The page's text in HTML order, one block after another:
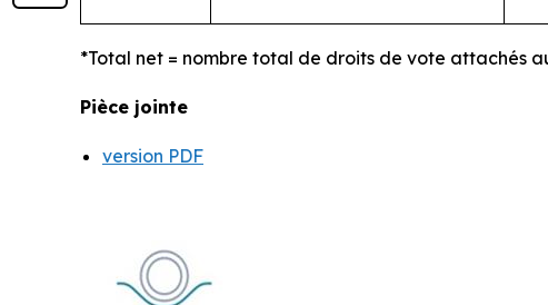
*Total net = nombre total de droits de vote attachés
Pièce jointe
version PDF